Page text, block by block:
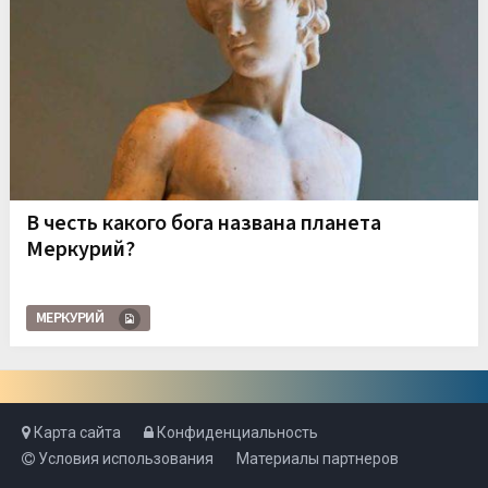
В честь какого бога названа планета
Меркурий?
МЕРКУРИЙ
Карта сайта
Конфиденциальность
Условия использования
Материалы партнеров